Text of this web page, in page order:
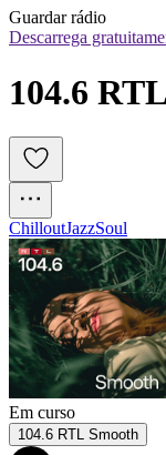
Guardar rádio
Descarrega
104.6
ChilloutJazzSoul
Em curso
104.6 RTL Smooth